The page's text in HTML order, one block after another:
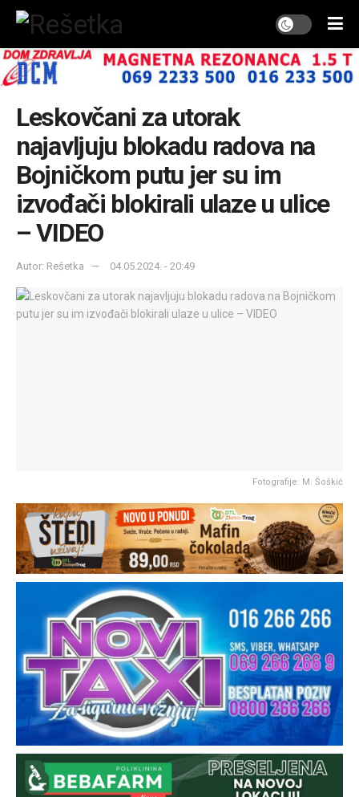
Leskovčani za utorak
najavljuju blokadu radova na
Bojničkom putu jer su im
izvođači blokirali ulaze u ulice
– VIDEO
Autor: Rešetka 04.05.2024. - 20:49
Fotografije: M. Šoškić